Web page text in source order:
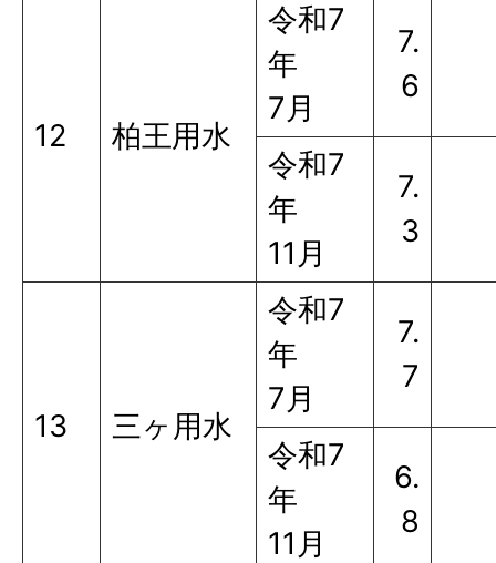
12 柏王用水
令和7
年
7月
7.
6
令和7
年
11月
7.
3
13 三ヶ用水
令和7
年
7月
7.
7
令和7
年
11月
6.
8